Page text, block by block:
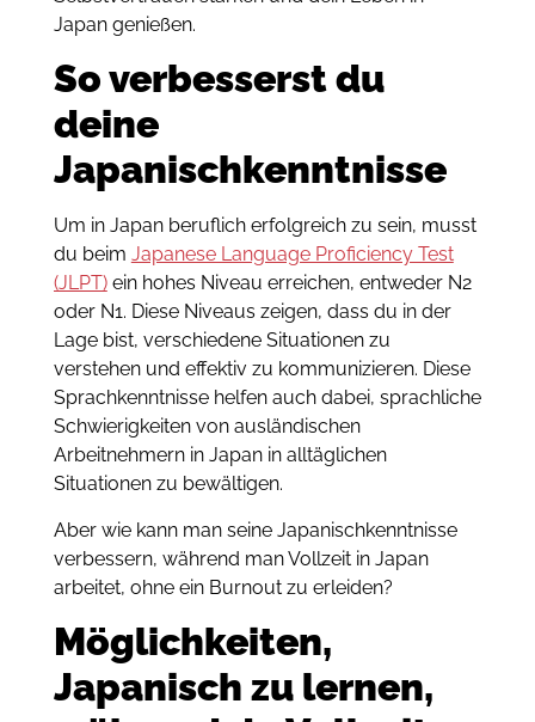
Japan genießen.
So verbesserst du
deine
Japanischkenntnisse
Um in Japan beruflich erfolgreich zu sein, musst
du beim Japanese Language Proficiency Test
(JLPT)ein hohes Niveau erreichen, entweder N2
oder N1. Diese Niveaus zeigen, dass du in der
Lage bist, verschiedene Situationen zu
verstehen und effektiv zu kommunizieren. Diese
Sprachkenntnisse helfen auch dabei, sprachliche
Schwierigkeiten von ausländischen
Arbeitnehmern in Japan in alltäglichen
Situationen zu bewältigen.
Aber wie kann man seine Japanischkenntnisse
verbessern, während man Vollzeit in Japan
arbeitet, ohne ein Burnout zu erleiden?
Möglichkeiten,
Japanisch zu lernen,